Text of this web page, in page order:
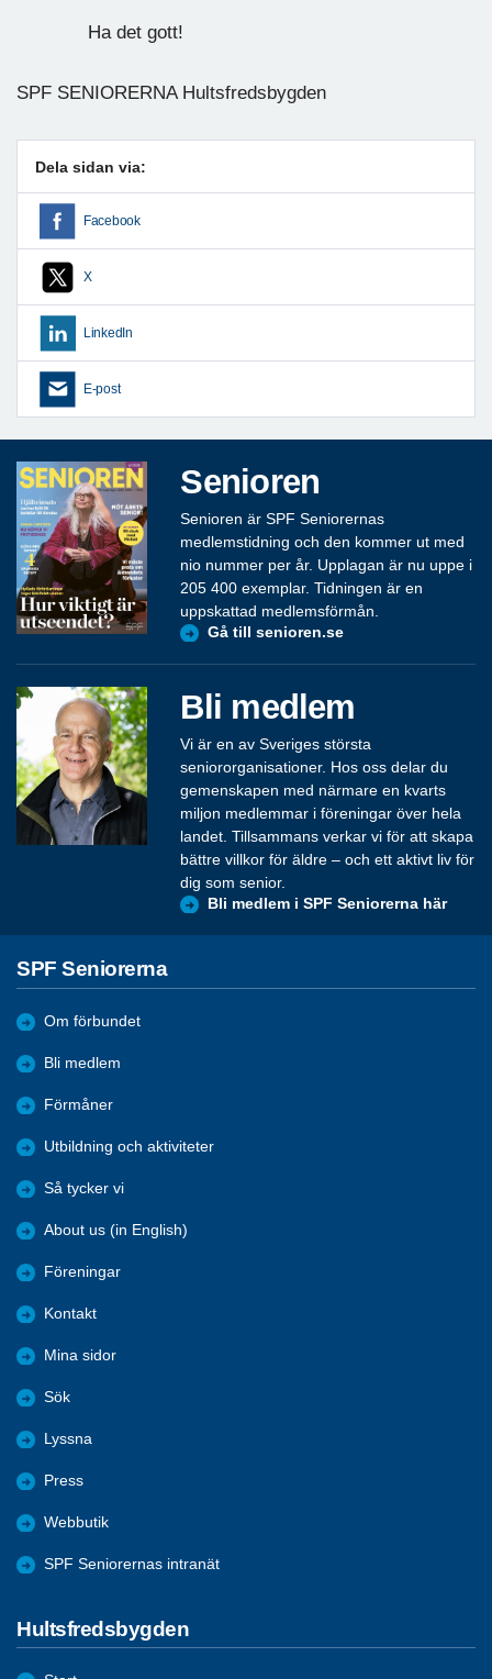
Ha det gott!
SPF SENIORERNA Hultsfredsbygden
Dela sidan via:
Facebook
X
LinkedIn
E-post
Senioren
Senioren är SPF Seniorernas
medlemstidning och den kommer ut med
nio nummer per år. Upplagan är nu uppe i
205 400 exemplar. Tidningen är en
uppskattad medlemsförmån.
Gå till senioren.se
Bli medlem
Vi är en av Sveriges största
seniororganisationer. Hos oss delar du
gemenskapen med närmare en kvarts
miljon medlemmar i föreningar över hela
landet. Tillsammans verkar vi för att skapa
bättre villkor för äldre – och ett aktivt liv för
dig som senior.
Bli medlem i SPF Seniorerna här
SPF Seniorerna
Om förbundet
Bli medlem
Förmåner
Utbildning och aktiviteter
Så tycker vi
About us (in English)
Föreningar
Kontakt
Mina sidor
Sök
Lyssna
Press
Webbutik
SPF Seniorernas intranät
Hultsfredsbygden